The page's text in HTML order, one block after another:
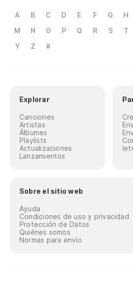
A B C D E F G H
M
N O P Q R S T
Y
Z #
Explorar
Canciones
Artistas
Álbumes
Playlists
Actualizaciones
Lanzamientos
Sobre el sitio web
Ayuda
Condiciones de uso y privacidad
Protección de Datos
Quiénes somos
Normas para envío